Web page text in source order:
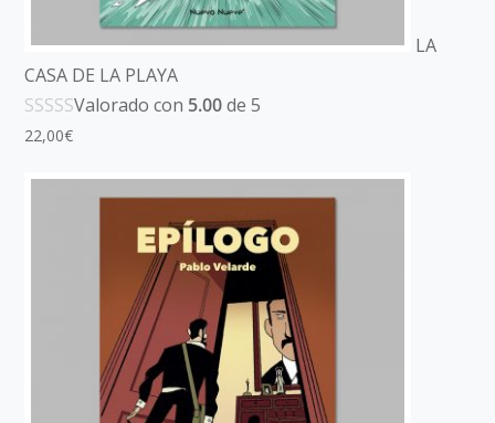
LA
CASA DE LA PLAYA
Valorado con 5.00de 5
22,00€